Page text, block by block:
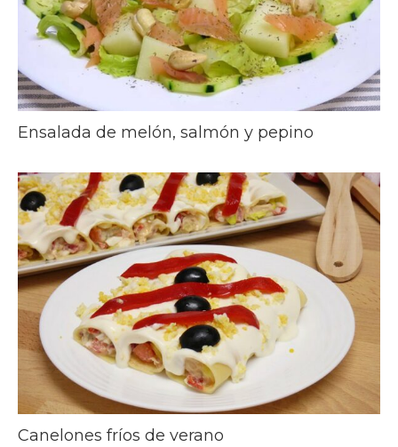
Ensalada de melón, salmón y pepino
Canelones fríos de verano